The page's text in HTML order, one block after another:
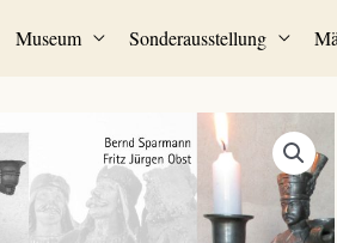
Museum Sonderausstellung